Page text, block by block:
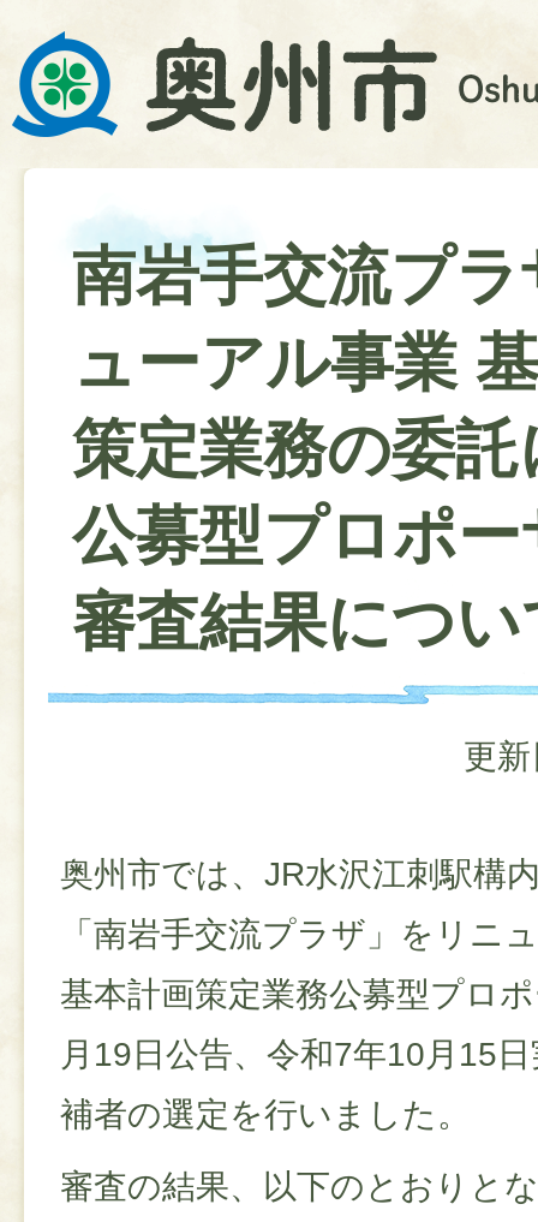
南岩手交流プ
ューアル事業
策定業務の委託
公募型プロポ
審査結果につい
更
奥州市では、JR水沢江刺駅構
「南岩手交流プラザ」をリニ
基本計画策定業務公募型プロ
月19日公告、令和7年10月15
補者の選定を行いました。
審査の結果、以下のとおりと